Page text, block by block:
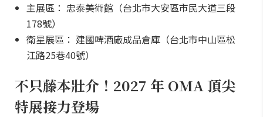
主展區： 忠泰美術館（台北市大安區市民大道三段
178號）
衛星展區： 建國啤酒廠成品倉庫（台北市中山區松
江路25巷40號）
不只藤本壯介！2027 年 OMA 頂尖
特展接力登場